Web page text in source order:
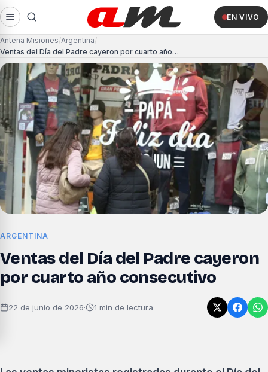
EN VIVO
Antena Misiones Argentina
Ventas del Día del Padre cayeron por cuarto año consecutivo
ARGENTINA
Ventas del Día del Padre cayeron
por cuarto año consecutivo
22 de junio de 2026· 1 min de lectura